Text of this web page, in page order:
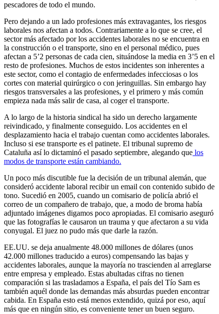
pescadores de todo el mundo.
Pero dejando a un lado profesiones más extravagantes, los riesgos
laborales nos afectan a todos. Contrariamente a lo que se cree, el
sector más afectado por los accidentes laborales no se encuentra en
la construcción o el transporte, sino en el personal médico, pues
afectan a 5’2 personas de cada cien, situándose la media en 3’5 en el
resto de profesiones. Muchos de estos incidentes son inherentes a
este sector, como el contagio de enfermedades infecciosas o los
cortes con material quirúrgico o con jeringuillas. Sin embargo hay
riesgos transversales a las profesiones, y el primero y más común
empieza nada más salir de casa, al coger el transporte.
A lo largo de la historia sindical ha sido un derecho largamente
reivindicado, y finalmente conseguido. Los accidentes en el
desplazamiento hacia el trabajo cuentan como accidentes laborales.
Incluso si ese transporte es el patinete. El tribunal supremo de
Cataluña así lo dictaminó el pasado septiembre, alegando que los
modos de transporte están cambiando.
Un poco más discutible fue la decisión de un tribunal alemán, que
consideró accidente laboral recibir un email con contenido subido de
tono. Sucedió en 2005, cuando un comisario de policía abrió el
correo de un compañero de trabajo, que, a modo de broma había
adjuntado imágenes digamos poco apropiadas. El comisario aseguró
que las fotografías le causaron un trauma y que afectaron a su vida
conyugal. El juez no pudo más que darle la razón.
EE.UU. se deja anualmente 48.000 millones de dólares (unos
42.000 millones traducido a euros) compensando las bajas y
accidentes laborales, aunque la mayoría no trascienden al arreglarse
entre empresa y empleado. Estas abultadas cifras no tienen
comparación si las trasladamos a España, el país del Tío Sam es
también aquél donde las demandas más absurdas pueden encontrar
cabida. En España esto está menos extendido, quizá por eso, aquí
más que en ningún sitio, es conveniente tener un buen seguro.